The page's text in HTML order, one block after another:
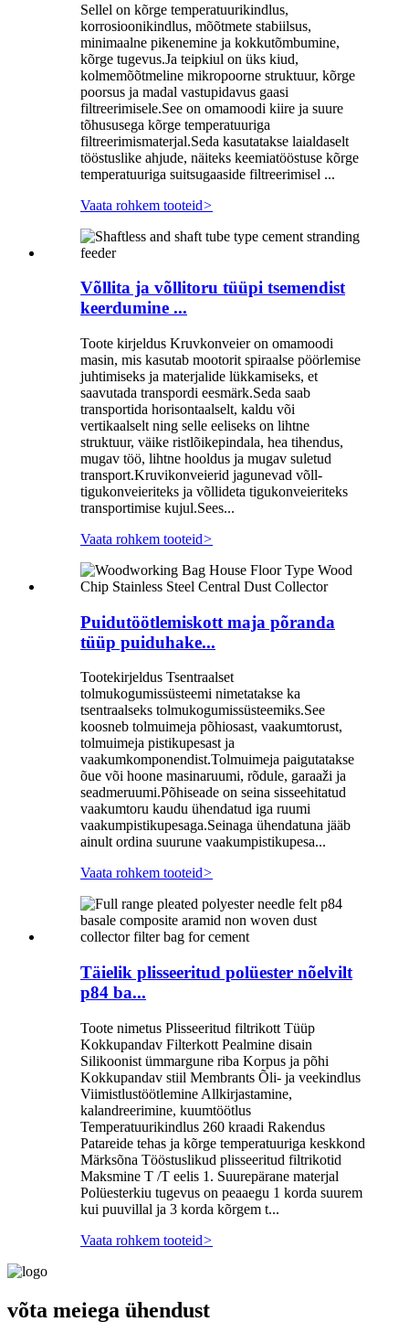
Sellel on kõrge temperatuurikindlus,
korrosioonikindlus, mõõtmete stabiilsus,
minimaalne pikenemine ja kokkutõmbumine,
kõrge tugevus.Ja teipkiul on üks kiud,
kolmemõõtmeline mikropoorne struktuur, kõrge
poorsus ja madal vastupidavus gaasi
filtreerimisele.See on omamoodi kiire ja suure
tõhususega kõrge temperatuuriga
filtreerimismaterjal.Seda kasutatakse laialdaselt
tööstuslike ahjude, näiteks keemiatööstuse kõrge
temperatuuriga suitsugaaside filtreerimisel ...
Vaata rohkem tooteid>
Võllita ja võllitoru tüüpi tsemendist
keerdumine ...
Toote kirjeldus Kruvkonveier on omamoodi
masin, mis kasutab mootorit spiraalse pöörlemise
juhtimiseks ja materjalide lükkamiseks, et
saavutada transpordi eesmärk.Seda saab
transportida horisontaalselt, kaldu või
vertikaalselt ning selle eeliseks on lihtne
struktuur, väike ristlõikepindala, hea tihendus,
mugav töö, lihtne hooldus ja mugav suletud
transport.Kruvikonveierid jagunevad võll-
tigukonveieriteks ja võllideta tigukonveieriteks
transportimise kujul.Sees...
Vaata rohkem tooteid>
Puidutöötlemiskott maja põranda
tüüp puiduhake...
Tootekirjeldus Tsentraalset
tolmukogumissüsteemi nimetatakse ka
tsentraalseks tolmukogumissüsteemiks.See
koosneb tolmuimeja põhiosast, vaakumtorust,
tolmuimeja pistikupesast ja
vaakumkomponendist.Tolmuimeja paigutatakse
õue või hoone masinaruumi, rõdule, garaaži ja
seadmeruumi.Põhiseade on seina sisseehitatud
vaakumtoru kaudu ühendatud iga ruumi
vaakumpistikupesaga.Seinaga ühendatuna jääb
ainult ordina suurune vaakumpistikupesa...
Vaata rohkem tooteid>
Täielik plisseeritud polüester nõelvilt
p84 ba...
Toote nimetus Plisseeritud filtrikott Tüüp
Kokkupandav Filterkott Pealmine disain
Silikoonist ümmargune riba Korpus ja põhi
Kokkupandav stiil Membrants Õli- ja veekindlus
Viimistlustöötlemine Allkirjastamine,
kalandreerimine, kuumtöötlus
Temperatuurikindlus 260 kraadi Rakendus
Patareide tehas ja kõrge temperatuuriga keskkond
Märksõna Tööstuslikud plisseeritud filtrikotid
Maksmine T /T eelis 1. Suurepärane materjal
Polüesterkiu tugevus on peaaegu 1 korda suurem
kui puuvillal ja 3 korda kõrgem t...
Vaata rohkem tooteid>
võta meiega ühendust